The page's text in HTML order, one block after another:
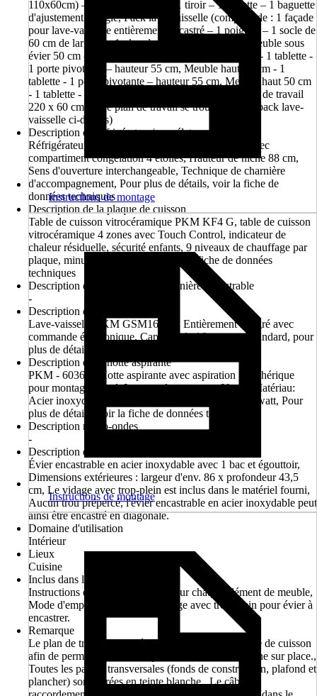
110x60cm) – 1 porte pivotante – 1 tiroir – 1 tablette – 1 baguette
d'ajustement d'angle, Pack lave-vaisselle (composé de : 1 façade
pour lave-vaisselle entièrement encastré – 1 poignée – 1 socle de
60 cm de largeur – 1 plan de travail 110x60 cm), Meuble sous
évier 50 cm - 1 porte pivotante, Meuble haut 50 cm - 1 tablette -
1 porte pivotante – hauteur 55 cm, Meuble haut 60 cm - 1
tablette - 1 porte pivotante – hauteur 55 cm, Meuble haut 50 cm
- 1 tablette - 1 porte pivotante – hauteur 55 cm, Plan de travail
220 x 60 cm (le 2e plan de travail se trouve dans le pack lave-
vaisselle ci-dessus)
Description du réfrigérateur/congélateur
Réfrigérateur encastrable PKM KS120.4A++EB avec
compartiment congélation 4 étoiles, Hauteur de niche 88 cm,
Sens d'ouverture interchangeable, Technique de charnière
d'accompagnement, Pour plus de détails, voir la fiche de
données techniques
Description de la plaque de cuisson
Table de cuisson vitrocéramique PKM KF4 G, table de cuisson
vitrocéramique 4 zones avec Touch Control, indicateur de
chaleur résiduelle, sécurité enfants, 9 niveaux de chauffage par
plaque, minuterie, plus de détails voir fiche de données
techniques
Description de l'ensemble de cuisinière encastrable
-
Description du lave-vaisselle
Lave-vaisselle PKM GSM16-8FI, Entièrement intégré avec
commande électronique, Capacité de 16 couverts standard, pour
plus de détails, voir la fiche de données techniques
Description de la hotte aspirante
PKM - 6036X, Hotte aspirante avec aspiration périphérique
pour montage mural, Largeur de montage: 60 cm, Matériau:
Acier inoxydable, Système d’éclairage: LED, 2x 1 watt, Pour
plus de détails, voir la fiche de données techniques
Description micro-ondes
-
Description de l'évier
Évier encastrable en acier inoxydable avec 1 bac et égouttoir,
Dimensions extérieures : largeur d'env. 86 x profondeur 43,5
cm, Le vidage avec trop-plein est inclus dans le matériel fourni,
Aucun trou prépercé, l'évier encastrable en acier inoxydable peut
ainsi être encastré en diagonale.
Domaine d'utilisation
Intérieur
Lieux
Cuisine
Inclus dans la livraison
Instructions de montage claires pour chaque élément de meuble,
Mode d'emploi de l'appareil, vidage avec trop-plein pour évier à
encastrer.
Remarque
Le plan de travail est livré sans découpe pour plaque de cuisson
afin de permettre une conception flexible de la cuisine sur place.,
Toutes les parties transversales (fonds de construction, plafond et
plancher) sont livrées en teinte blanche., Le câble de
Instructions de montage
Instructions de montage